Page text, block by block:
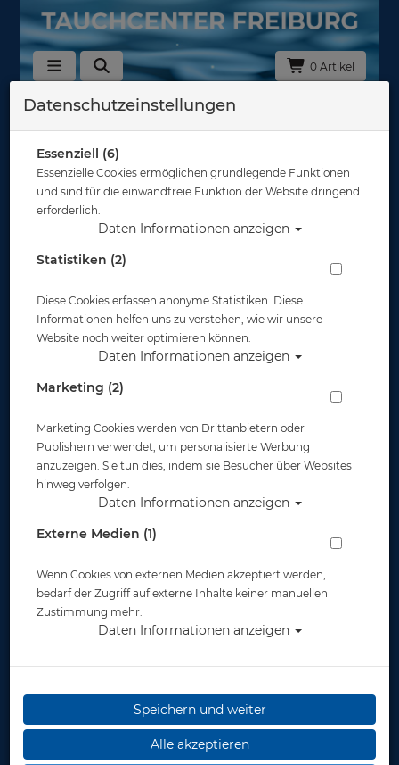
0 Artikel
Zurück
Datenschutzeinstellungen
Essenziell (6)
Essenzielle Cookies ermöglichen grundlegende Funktionen
und sind für die einwandfreie Funktion der Website dringend
erforderlich.
Daten Informationen anzeigen
Statistiken (2)
Diese Cookies erfassen anonyme Statistiken. Diese
Informationen helfen uns zu verstehen, wie wir unsere
Website noch weiter optimieren können.
Daten Informationen anzeigen
Marketing (2)
Marketing Cookies werden von Drittanbietern oder
Publishern verwendet, um personalisierte Werbung
anzuzeigen. Sie tun dies, indem sie Besucher über Websites
hinweg verfolgen.
Daten Informationen anzeigen
Externe Medien (1)
Wenn Cookies von externen Medien akzeptiert werden,
bedarf der Zugriff auf externe Inhalte keiner manuellen
Zustimmung mehr.
Daten Informationen anzeigen
Speichern und weiter
Alle akzeptieren